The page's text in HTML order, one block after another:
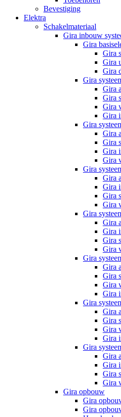
Bevestiging
Elektra
Schakelmateriaal
Gira inbouw
Gira
Gira
Gira
Gira
Gira
Gira
Gira
Gira
Gira
Gira
Gira
Gira
Gira
Gira
Gira
Gira
Gira
Gira
Gira
Gira
Gira
Gira
Gira
Gira
Gira
Gira
Gira
Gira
Gira
Gira
Gira
Gira
Gira
Gira
Gira
Gira
Gira
Gira
Gira
Gira opbouw
Gira
Gira